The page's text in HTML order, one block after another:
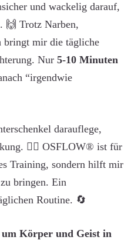
und wackelig darauf,
🙌 Trotz Narben,
bringt mir die tägliche
Nur 5-10 Minuten
“irgendwie
darauflege,
🧘‍♀️ OSFLOW® ist für
Training, sondern hilft mir
bringen. Ein
Routine. 🔄
um Körper und Geist in